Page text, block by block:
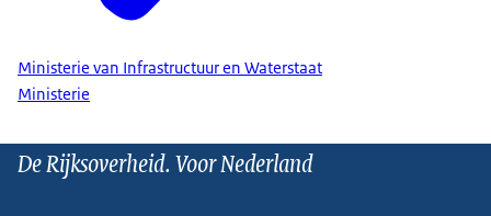
Ministerie van Infrastructuur en Waterstaat
Ministerie
De Rijksoverheid. Voor Nederland